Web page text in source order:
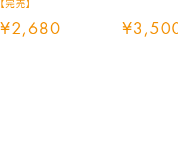
【完売】
¥2,680 ¥